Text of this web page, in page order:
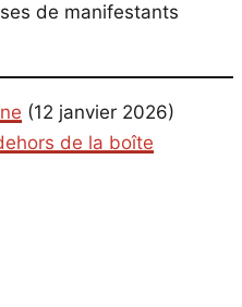
de manifestants
(12 janvier 2026)
de la boîte